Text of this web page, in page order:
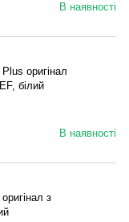
В наявності
оригінал
білий
В наявності
з